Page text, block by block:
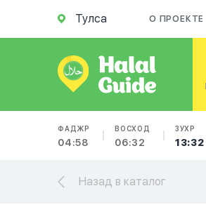
Тулса О ПРОЕКТЕ
ФАДЖР
04:58
ВОСХОД
06:32
ЗУХР
13:32
Назад в каталог